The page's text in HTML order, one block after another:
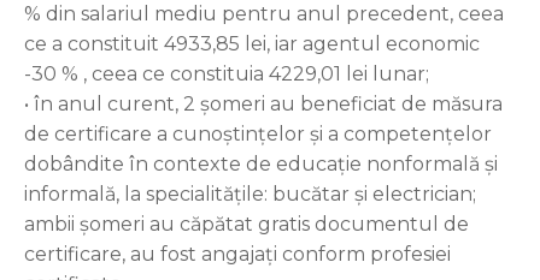
% din salariul mediu pentru anul precedent, ceea
ce a constituit 4933,85 lei, iar agentul economic
-30 % , ceea ce constituia 4229,01 lei lunar;
• în anul curent, 2 șomeri au beneficiat de măsura
de certificare a cunoștințelor și a competențelor
dobândite în contexte de educație nonformală și
informală, la specialitățile: bucătar și electrician;
ambii șomeri au căpătat gratis documentul de
certificare, au fost angajați conform profesiei